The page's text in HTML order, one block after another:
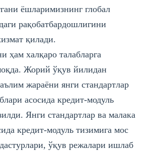
ёшларимизнинг глобал
рақобатбардошлигини
қилади.
ҳам халқаро талабларга
Жорий ўқув йилидан
жараёни янги стандартлар
асосида кредит-модуль
Янги стандартлар ва малака
кредит-модуль тизимига мос
ўқув режалари ишлаб